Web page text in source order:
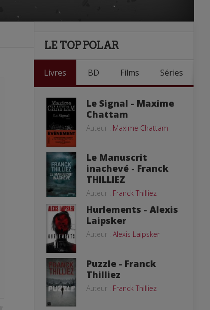
LE TOP POLAR
Livres BD Films Séries
Le Signal - Maxime
Chattam
Auteur : Maxime Chattam
Le Manuscrit
inachevé - Franck
THILLIEZ
Auteur : Franck Thilliez
Hurlements - Alexis
Laipsker
Auteur : Alexis Laipsker
Puzzle - Franck
Thilliez
Auteur : Franck Thilliez